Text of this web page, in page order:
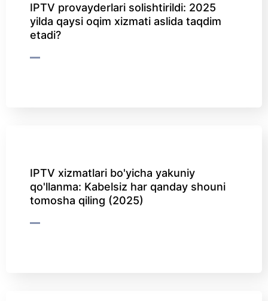
IPTV provayderlari solishtirildi: 2025
yilda qaysi oqim xizmati aslida taqdim
etadi?
IPTV xizmatlari bo'yicha yakuniy
qo'llanma: Kabelsiz har qanday shouni
tomosha qiling (2025)